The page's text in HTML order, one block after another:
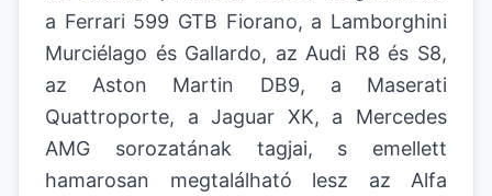
a Ferrari 599 GTB Fiorano, a Lamborghini
Murciélago és Gallardo, az Audi R8 és S8,
az Aston Martin DB9, a Maserati
Quattroporte, a Jaguar XK, a Mercedes
AMG sorozatának tagjai, s emellett
hamarosan megtalálható lesz az Alfa